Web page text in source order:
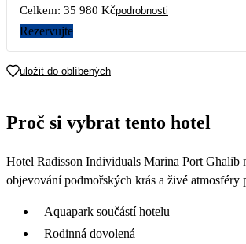
Celkem: 35 980 Kčpodrobnosti
Rezervujte
uložit do oblíbených
Proč si vybrat tento hotel
Hotel Radisson Individuals Marina Port Ghalib
objevování podmořských krás a živé atmosféry
Aquapark součástí hotelu
Rodinná dovolená